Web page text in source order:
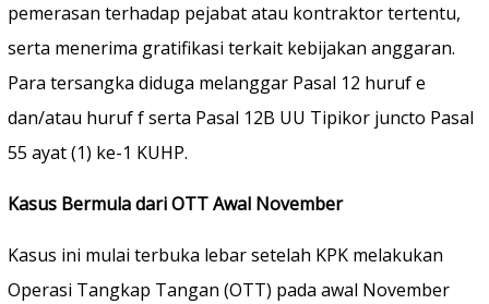
pemerasan terhadap pejabat atau kontraktor tertentu,
serta menerima gratifikasi terkait kebijakan anggaran.
Para tersangka diduga melanggar Pasal 12 huruf e
dan/atau huruf f serta Pasal 12B UU Tipikor juncto Pasal
55 ayat (1) ke-1 KUHP.
Kasus Bermula dari OTT Awal November
Kasus ini mulai terbuka lebar setelah KPK melakukan
Operasi Tangkap Tangan (OTT) pada awal November